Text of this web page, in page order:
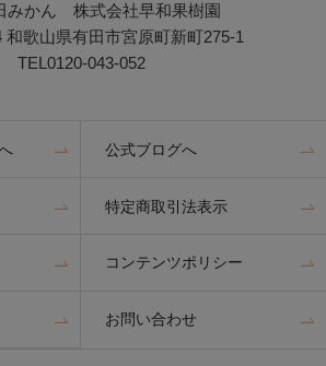
みかん 株式会社早和果樹園
和歌山県有田市宮原町新町275-1
TEL0120-043-052
公式ブログへ
特定商取引法表示
コンテンツポリシー
お問い合わせ